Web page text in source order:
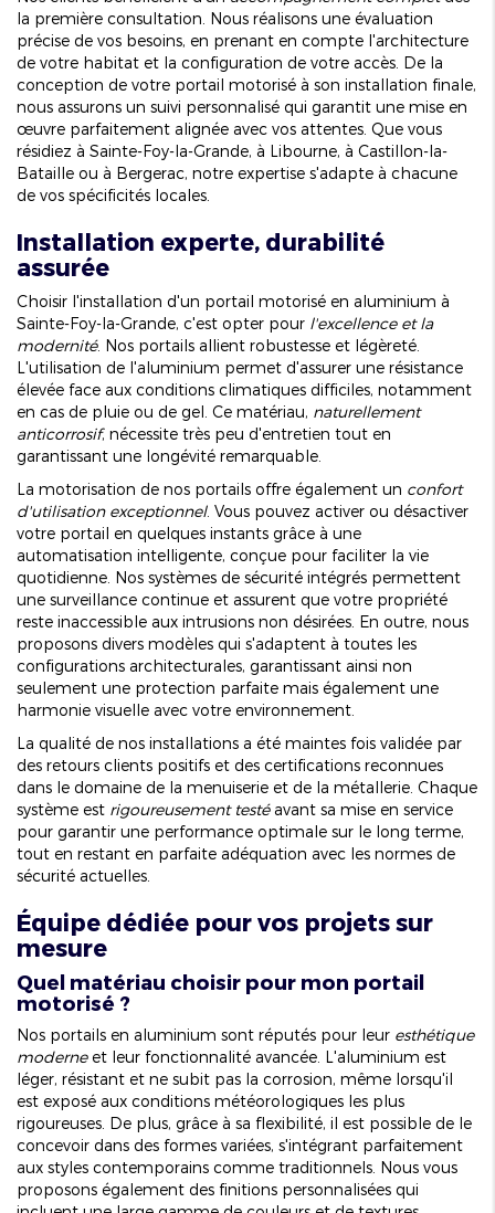
la première consultation. Nous réalisons une évaluation
précise de vos besoins, en prenant en compte l'architecture
de votre habitat et la configuration de votre accès. De la
conception de votre portail motorisé à son installation finale,
nous assurons un suivi personnalisé qui garantit une mise en
œuvre parfaitement alignée avec vos attentes. Que vous
résidiez à Sainte-Foy-la-Grande, à Libourne, à Castillon-la-
Bataille ou à Bergerac, notre expertise s'adapte à chacune
de vos spécificités locales.
Installation experte, durabilité
assurée
Choisir l'installation d'un portail motorisé en aluminium à
Sainte-Foy-la-Grande, c'est opter pour l'excellence et la
modernité. Nos portails allient robustesse et légèreté.
L'utilisation de l'aluminium permet d'assurer une résistance
élevée face aux conditions climatiques difficiles, notamment
en cas de pluie ou de gel. Ce matériau, naturellement
anticorrosif, nécessite très peu d'entretien tout en
garantissant une longévité remarquable.
La motorisation de nos portails offre également un confort
d'utilisation exceptionnel. Vous pouvez activer ou désactiver
votre portail en quelques instants grâce à une
automatisation intelligente, conçue pour faciliter la vie
quotidienne. Nos systèmes de sécurité intégrés permettent
une surveillance continue et assurent que votre propriété
reste inaccessible aux intrusions non désirées. En outre, nous
proposons divers modèles qui s'adaptent à toutes les
configurations architecturales, garantissant ainsi non
seulement une protection parfaite mais également une
harmonie visuelle avec votre environnement.
La qualité de nos installations a été maintes fois validée par
des retours clients positifs et des certifications reconnues
dans le domaine de la menuiserie et de la métallerie. Chaque
système est rigoureusement testéavant sa mise en service
pour garantir une performance optimale sur le long terme,
tout en restant en parfaite adéquation avec les normes de
sécurité actuelles.
Équipe dédiée pour vos projets sur
mesure
Quel matériau choisir pour mon portail
motorisé ?
Nos portails en aluminium sont réputés pour leur esthétique
moderneet leur fonctionnalité avancée. L'aluminium est
léger, résistant et ne subit pas la corrosion, même lorsqu'il
est exposé aux conditions météorologiques les plus
rigoureuses. De plus, grâce à sa flexibilité, il est possible de le
concevoir dans des formes variées, s'intégrant parfaitement
aux styles contemporains comme traditionnels. Nous vous
proposons également des finitions personnalisées qui